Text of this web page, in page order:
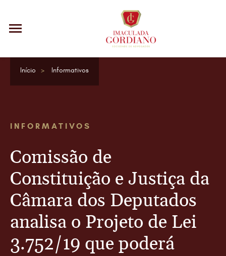
Início Informativos
INFORMATIVOS
Comissão de
Constituição e Justiça da
Câmara dos Deputados
analisa o Projeto de Lei
3.752/19 que poderá